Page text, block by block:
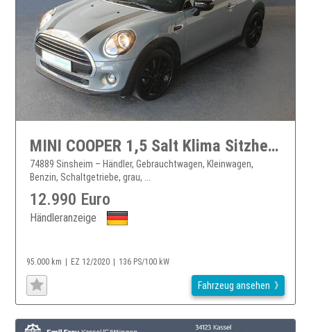
MINI COOPER 1,5 Salt Klima Sitzheizung Alu 17"
74889 Sinsheim – Händler, Gebrauchtwagen, Kleinwagen,
Benzin, Schaltgetriebe, grau, ...
12.990 Euro
Händleranzeige
95.000 km EZ 12/2020 136 PS/100 kW
Fahrzeug ansehen